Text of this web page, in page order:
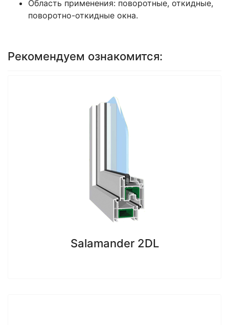
Область применения: поворотные, откидные,
поворотно-откидные окна.
Рекомендуем ознакомится:
Salamander 2DL